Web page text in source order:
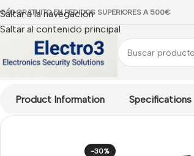
Saltar a la navegación
Saltar al contenido principal
GRATUITO EN PEDIDOS SUPERIORES A 500€
Product Information Specifications
-30%